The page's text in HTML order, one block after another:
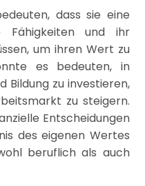
dass sie eine
und ihr
um ihren Wert zu
es bedeuten, in
Bildung zu investieren,
zu steigern.
Entscheidungen
des eigenen Wertes
beruflich als auch